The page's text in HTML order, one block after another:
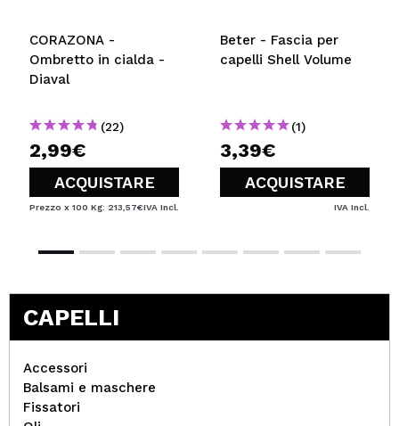
CORAZONA -
Ombretto in cialda -
Diaval
(22)
2,99€
ACQUISTARE
Prezzo x 100 Kg: 213,57€IVA Incl.
Beter - Fascia per
capelli Shell Volume
(1)
3,39€
ACQUISTARE
IVA Incl.
CAPELLI
Accessori
Balsami e maschere
Fissatori